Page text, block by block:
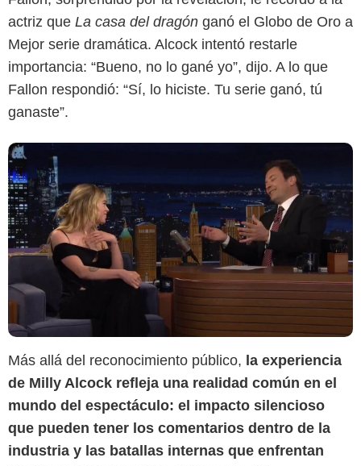
actriz que La casa del dragón ganó el Globo de Oro a
Mejor serie dramática. Alcock intentó restarle
importancia: “Bueno, no lo gané yo”, dijo. A lo que
Fallon respondió: “Sí, lo hiciste. Tu serie ganó, tú
ganaste”.
Más allá del reconocimiento público, la experiencia
de Milly Alcock refleja una realidad común en el
mundo del espectáculo: el impacto silencioso
que pueden tener los comentarios dentro de la
industria y las batallas internas que enfrentan